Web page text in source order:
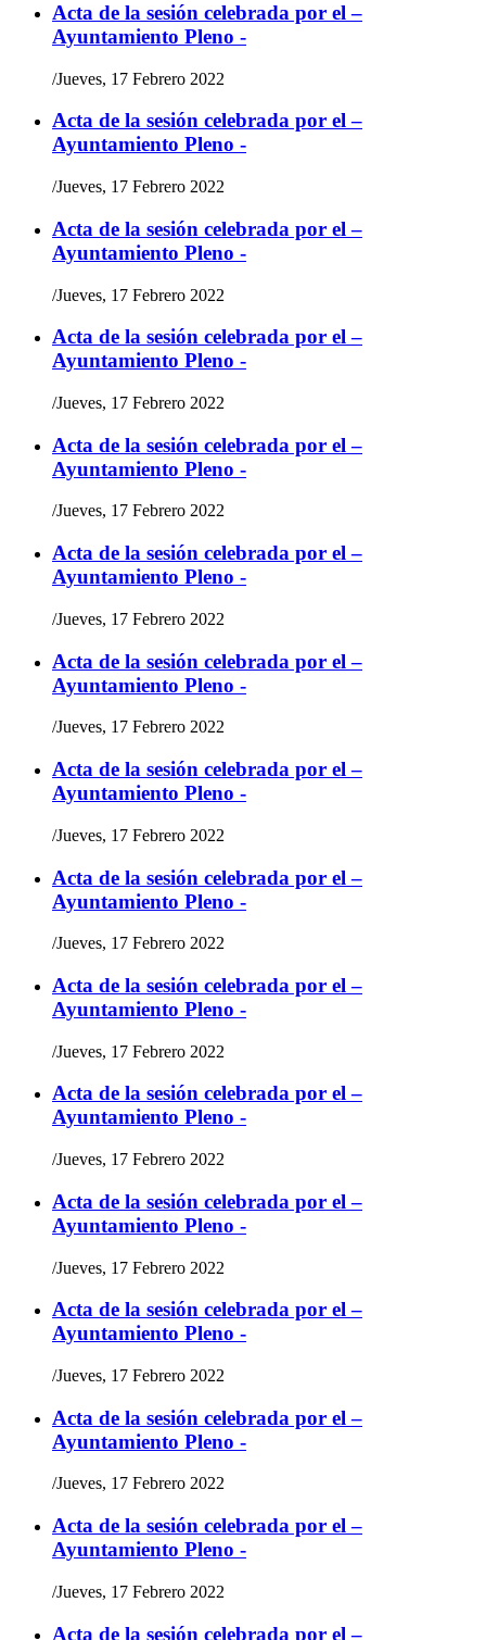
Acta de la sesión celebrada por el –
Ayuntamiento Pleno -
/Jueves, 17 Febrero 2022
Acta de la sesión celebrada por el –
Ayuntamiento Pleno -
/Jueves, 17 Febrero 2022
Acta de la sesión celebrada por el –
Ayuntamiento Pleno -
/Jueves, 17 Febrero 2022
Acta de la sesión celebrada por el –
Ayuntamiento Pleno -
/Jueves, 17 Febrero 2022
Acta de la sesión celebrada por el –
Ayuntamiento Pleno -
/Jueves, 17 Febrero 2022
Acta de la sesión celebrada por el –
Ayuntamiento Pleno -
/Jueves, 17 Febrero 2022
Acta de la sesión celebrada por el –
Ayuntamiento Pleno -
/Jueves, 17 Febrero 2022
Acta de la sesión celebrada por el –
Ayuntamiento Pleno -
/Jueves, 17 Febrero 2022
Acta de la sesión celebrada por el –
Ayuntamiento Pleno -
/Jueves, 17 Febrero 2022
Acta de la sesión celebrada por el –
Ayuntamiento Pleno -
/Jueves, 17 Febrero 2022
Acta de la sesión celebrada por el –
Ayuntamiento Pleno -
/Jueves, 17 Febrero 2022
Acta de la sesión celebrada por el –
Ayuntamiento Pleno -
/Jueves, 17 Febrero 2022
Acta de la sesión celebrada por el –
Ayuntamiento Pleno -
/Jueves, 17 Febrero 2022
Acta de la sesión celebrada por el –
Ayuntamiento Pleno -
/Jueves, 17 Febrero 2022
Acta de la sesión celebrada por el –
Ayuntamiento Pleno -
/Jueves, 17 Febrero 2022
Acta de la sesión celebrada por el –